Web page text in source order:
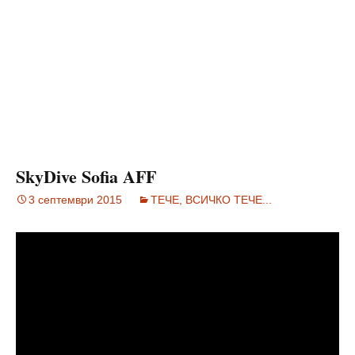
SkyDive Sofia AFF
3 септември 2015 ТЕЧЕ, ВСИЧКО ТЕЧЕ...